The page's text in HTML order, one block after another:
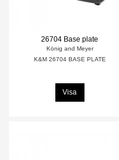
26704 Base plate
König and Meyer
K&M 26704 BASE PLATE
Visa